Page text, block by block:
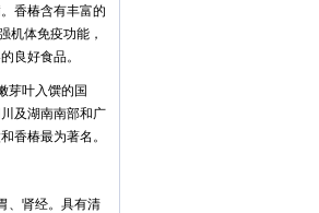
香椿含有丰富的
机体免疫功能，
良好食品。
叶入馔的国
及湖南南部和广
香椿最为著名。
肾经。具有清